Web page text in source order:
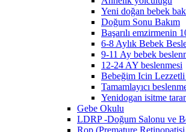
Yeni doğan bebek
Doğum Sonu Bakım
Başarılı emzirmenin
6-8 Aylık Bebek
9-11 Ay bebek
12-24 AY beslenmesi
Bebeğim Icin
Tamamlayıcı
Yenidogan isitme
Gebe Okulu
LDRP -Doğum Salonu ve
Rop (Premature Retinopatisi